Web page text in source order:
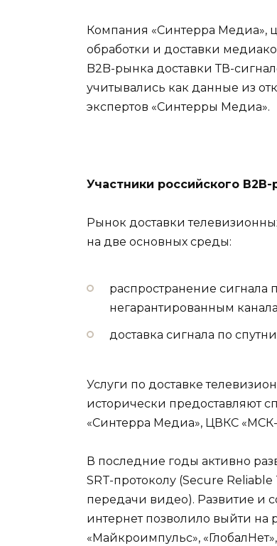
Компания «Синтерра Медиа»,
обработки и доставки
B2B-рынка доставки ТВ-
учитывались как данные из
экспертов «Синтерры Медиа».
Участники российского
Рынок доставки
на две основных среды:
распространение сигнала
негарантированным
доставка сигнала по
Услуги по доставке
исторически предоставляют
«Синтерра Медиа», ЦВКС «МСК-
В последние годы активно
SRT-протоколу (Secure
передачи видео). Развитие и
интернет позволило выйти
«Майкроимпульс»,